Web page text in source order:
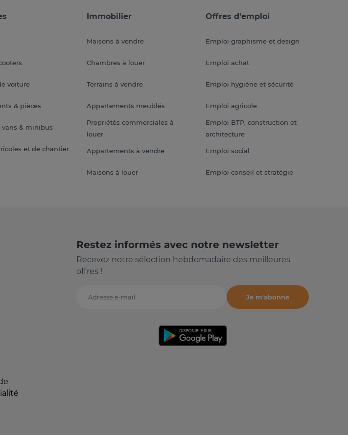
voiture
& pièces
vans & minibus
et de chantier
Immobilier
Maisons à vendre
Chambres à louer
Terrains à vendre
Appartements meublés
Propriétés commerciales à
louer
Appartements à vendre
Maisons à louer
Offres d'emploi
Emploi graphisme et design
Emploi achat
Emploi hygiène et sécurité
Emploi agricole
Emploi BTP, construction et
architecture
Emploi social
Emploi conseil et stratégie
Restez informés avec notre newsletter
Recevez notre sélection hebdomadaire des meilleures
offres !
Adresse e-mail
Je m'abonne